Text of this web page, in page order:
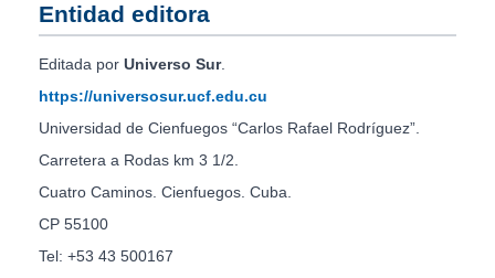
Entidad editora
Editada por Universo Sur.
https://universosur.ucf.edu.cu
Universidad de Cienfuegos “Carlos Rafael Rodríguez”.
Carretera a Rodas km 3 1/2.
Cuatro Caminos. Cienfuegos. Cuba.
CP 55100
Tel: +53 43 500167